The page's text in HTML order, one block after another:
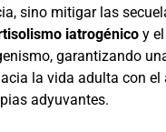
sino mitigar las
iatrogénicoy el
garantizando
la vida adulta con el
adyuvantes.